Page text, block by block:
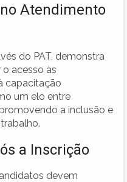
Atendimento
do PAT, demonstra
acesso às
capacitação
um elo entre
a inclusão e
a Inscrição
devem